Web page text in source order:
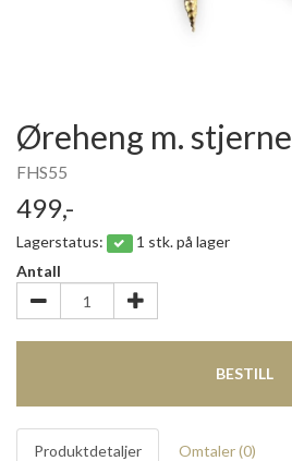
Øreheng m. stjerne
FHS55
499,-
Lagerstatus:
1 stk. på lager
Antall
BESTILL
Produktdetaljer Omtaler (0)